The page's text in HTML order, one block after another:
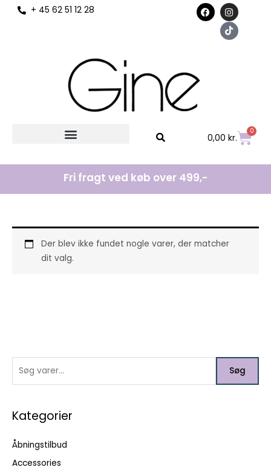
+ 45 62 51 12 28 F
a
c
I
n
s
t
a
T
i
k
t
o
0,00 kr.
0
Kurv
Fri fragt ved køb over 499,-
e
t
e
Søg
Kategorier
Åbningstilbud
Accessories
Der blev ikke fundet nogle varer, der matcher
dit valg.